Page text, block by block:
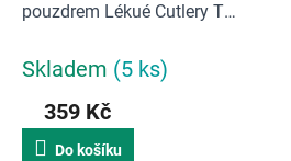
pouzdrem Lékué Cutlery To
Skladem (5 ks)
359 Kč
Do košíku